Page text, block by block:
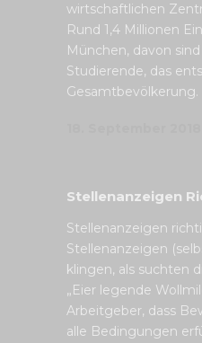
wirtschaftlichen
Rund 1,4 Millionen
München, davon
Studierende, das
Stellenanzeigen
Stellenanzeigen
Stellenanzeigen
klingen, als suchten
„Eier legende
Arbeitgeber, dass
alle Bedingungen